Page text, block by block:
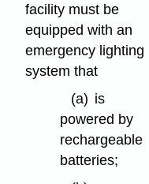
facility must be
equipped with an
emergency lighting
system that
(a) is
powered by
rechargeable
batteries;